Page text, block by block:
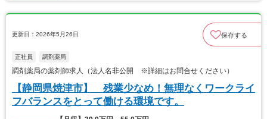
更新日：2026年5月26日 保存する
正社員 調剤薬局
調剤薬局の薬剤師求人（法人名非公開 ※詳細はお問合せください）
【静岡県焼津市】 残業少なめ！無理なくワークライ
フバランスをとって働ける環境です。